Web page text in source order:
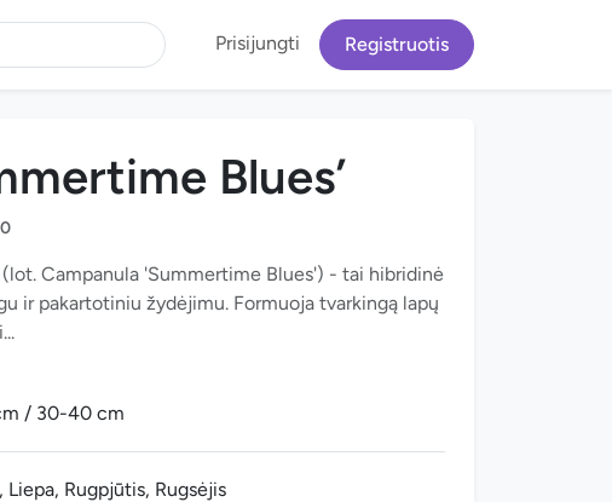
Prisijungti Registruotis
Blues’
(lot. Campanula 'Summertime Blues') - tai hibridinė
ir pakartotiniu žydėjimu. Formuoja tvarkingą lapų
/ 30-40 cm
Liepa, Rugpjūtis, Rugsėjis